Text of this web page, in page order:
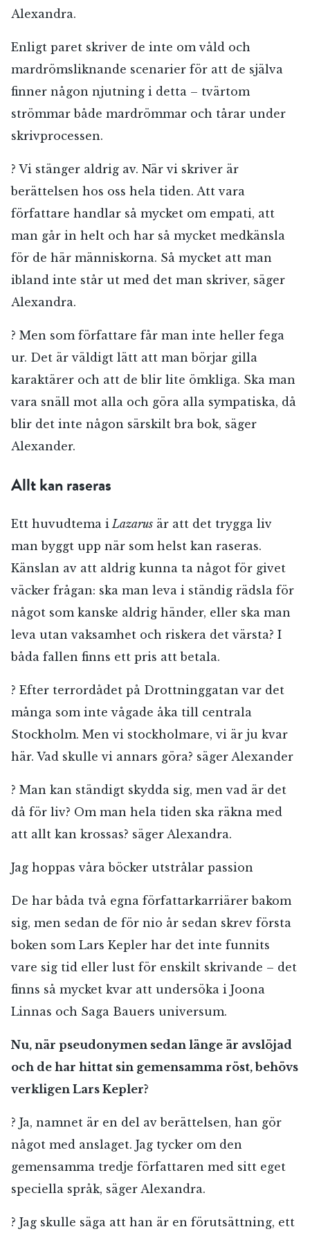
Alexandra.
Enligt paret skriver de inte om våld och
mardrömsliknande scenarier för att de själva
finner någon njutning i detta – tvärtom
strömmar både mardrömmar och tårar under
skrivprocessen.
? Vi stänger aldrig av. När vi skriver är
berättelsen hos oss hela tiden. Att vara
författare handlar så mycket om empati, att
man går in helt och har så mycket medkänsla
för de här människorna. Så mycket att man
ibland inte står ut med det man skriver, säger
Alexandra.
? Men som författare får man inte heller fega
ur. Det är väldigt lätt att man börjar gilla
karaktärer och att de blir lite ömkliga. Ska man
vara snäll mot alla och göra alla sympatiska, då
blir det inte någon särskilt bra bok, säger
Alexander.
Allt kan raseras
Ett huvudtema iLazarus är att det trygga liv
man byggt upp när som helst kan raseras.
Känslan av att aldrig kunna ta något för givet
väcker frågan: ska man leva i ständig rädsla för
något som kanske aldrig händer, eller ska man
leva utan vaksamhet och riskera det värsta? I
båda fallen finns ett pris att betala.
? Efter terrordådet på Drottninggatan var det
många som inte vågade åka till centrala
Stockholm. Men vi stockholmare, vi är ju kvar
här. Vad skulle vi annars göra? säger Alexander
? Man kan ständigt skydda sig, men vad är det
då för liv? Om man hela tiden ska räkna med
att allt kan krossas? säger Alexandra.
Jag hoppas våra böcker utstrålar passion
De har båda två egna författarkarriärer bakom
sig, men sedan de för nio år sedan skrev första
boken som Lars Kepler har det inte funnits
vare sig tid eller lust för enskilt skrivande – det
finns så mycket kvar att undersöka i Joona
Linnas och Saga Bauers universum.
Nu, när pseudonymen sedan länge är avslöjad
och de har hittat sin gemensamma röst, behövs
verkligen Lars Kepler?
? Ja, namnet är en del av berättelsen, han gör
något med anslaget. Jag tycker om den
gemensamma tredje författaren med sitt eget
speciella språk, säger Alexandra.
? Jag skulle säga att han är en förutsättning, ett